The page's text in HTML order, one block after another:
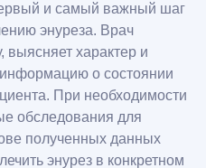
и самый важный шаг
энуреза. Врач
выясняет характер и
информацию о состоянии
При необходимости
обследования для
полученных данных
энурез в конкретном